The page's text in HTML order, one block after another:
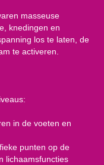
masseuse
knedingen en
los te laten, de
te activeren.
in de voeten en
punten op de
lichaamsfuncties